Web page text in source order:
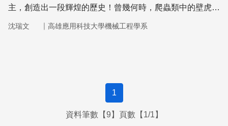
主，創造出一段輝煌的歷史！曾幾何時，爬蟲類中的壁虎藉
沈瑞文 ｜ 高雄應用科技大學機械工程學系
1
資料筆數【9】頁數【1/1】